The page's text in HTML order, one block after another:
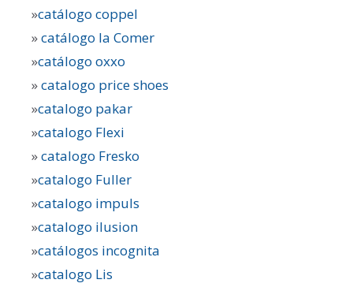
»catálogo coppel
»catálogo la Comer
»catálogo oxxo
»catalogo price shoes
»catalogo pakar
»catalogo Flexi
»catalogo Fresko
»catalogo Fuller
»catalogo impuls
»catalogo ilusion
»catálogos incognita
»catalogo Lis